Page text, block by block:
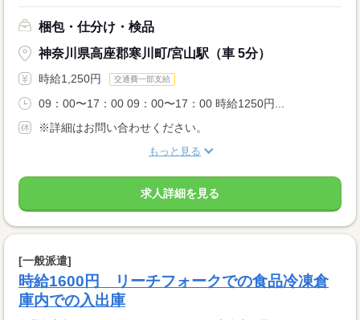
梱包・仕分け・検品
神奈川県高座郡寒川町/宮山駅（車 5分）
時給1,250円 交通費一部支給
09：00〜17：00 09：00〜17：00 時給1250円...
※詳細はお問い合わせください。
もっと見る
求人詳細を見る
[一般派遣]
時給1600円 リーチフォークでの食品冷凍倉
庫内での入出庫